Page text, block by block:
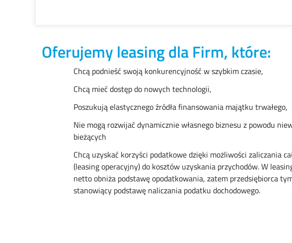
Oferujemy leasing dla Firm, które:
Chcą podnieść swoją konkurencyjność w szybkim czasie,
Chcą mieć dostęp do nowych technologii,
Poszukują elastycznego źródła finansowania majątku trwałego,
Nie mogą rozwijać dynamicznie własnego biznesu z powodu
bieżących
Chcą uzyskać korzyści podatkowe dzięki możliwości zaliczania
(leasing operacyjny) do kosztów uzyskania przychodów. W
netto obniża podstawę opodatkowania, zatem przedsiębiorca
stanowiący podstawę naliczania podatku dochodowego.